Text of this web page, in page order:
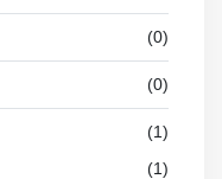
(0)
(0)
(1)
(1)